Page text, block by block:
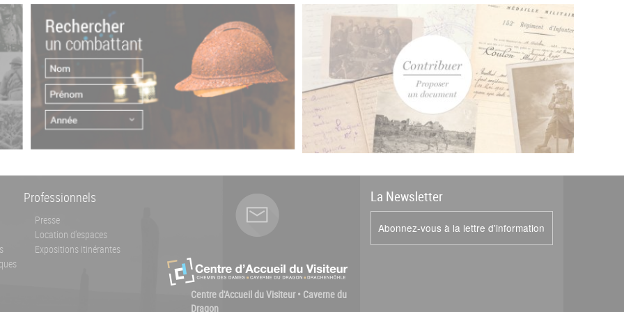
Professionnels
Presse
Location d'espaces
Expositions itinérantes
Centre d'Accueil du Visiteur • Caverne du
Dragon
La Newsletter
Abonnez-vous à la lettre d'information